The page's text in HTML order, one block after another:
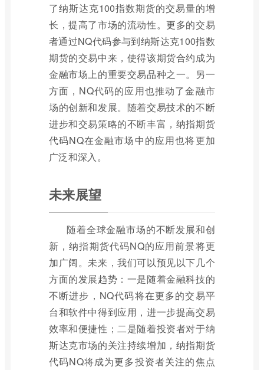
了纳斯达克100指数期货的交易量的增
长，提高了市场的流动性。更多的交易
者通过NQ代码参与到纳斯达克100指数
期货的交易中来，使得该期货合约成为
金融市场上的重要交易品种之一。另一
方面，NQ代码的应用也推动了金融市
场的创新和发展。随着交易技术的不断
进步和交易策略的不断丰富，纳指期货
代码NQ在金融市场中的应用也将更加
广泛和深入。
未来展望
随着全球金融市场的不断发展和创
新，纳指期货代码NQ的应用前景将更
加广阔。未来，我们可以预见以下几个
方面的发展趋势：一是随着金融科技的
不断进步，NQ代码将在更多的交易平
台和软件中得到应用，进一步提高交易
效率和便捷性；二是随着投资者对于纳
斯达克市场的关注持续增加，纳指期货
代码NQ将成为更多投资者关注的焦点